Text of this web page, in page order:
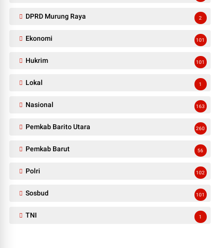
DPRD Murung Raya 2
Ekonomi 101
Hukrim 101
Lokal 1
Nasional 163
Pemkab Barito Utara 260
Pemkab Barut 56
Polri 102
Sosbud 101
TNI 1